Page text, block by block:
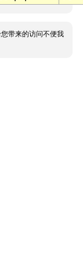
带来的访问不便我